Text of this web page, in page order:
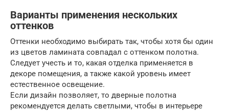
Варианты применения нескольких
оттенков
Оттенки необходимо выбирать так, чтобы хотя бы один
из цветов ламината совпадал с оттенком полотна.
Следует учесть и то, какая отделка применяется в
декоре помещения, а также какой уровень имеет
естественное освещение.
Если дизайн позволяет, то дверные полотна
рекомендуется делать светлыми, чтобы в интерьере